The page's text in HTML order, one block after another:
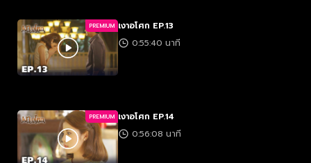
PREMIUM เงาอโศก EP.13
0:55:40 นาที
PREMIUM เงาอโศก EP.14
0:56:08 นาที